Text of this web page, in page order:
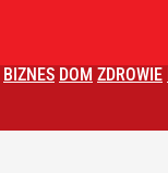
BIZNES DOM ZDROWIE